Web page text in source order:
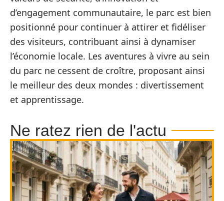
d’engagement communautaire, le parc est bien
positionné pour continuer à attirer et fidéliser
des visiteurs, contribuant ainsi à dynamiser
l’économie locale. Les aventures à vivre au sein
du parc ne cessent de croître, proposant ainsi
le meilleur des deux mondes : divertissement
et apprentissage.
Ne ratez rien de l'actu